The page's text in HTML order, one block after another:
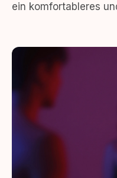
ein komfortableres